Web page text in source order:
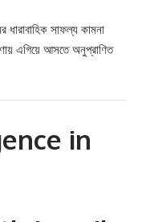
ধারাবাহিক সাফল্য কামনা
এগিয়ে আসতে অনুপ্রাণিত
in